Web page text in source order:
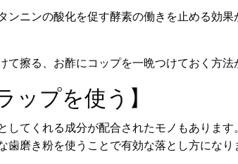
ンニンの酸化を促す酵素の働きを止める効
て擦る、お酢にコップを一晩つけておく方法
ップを使う】
してくれる成分が配合されたモノもありま
歯磨き粉を使うことで有効な落とし方になり